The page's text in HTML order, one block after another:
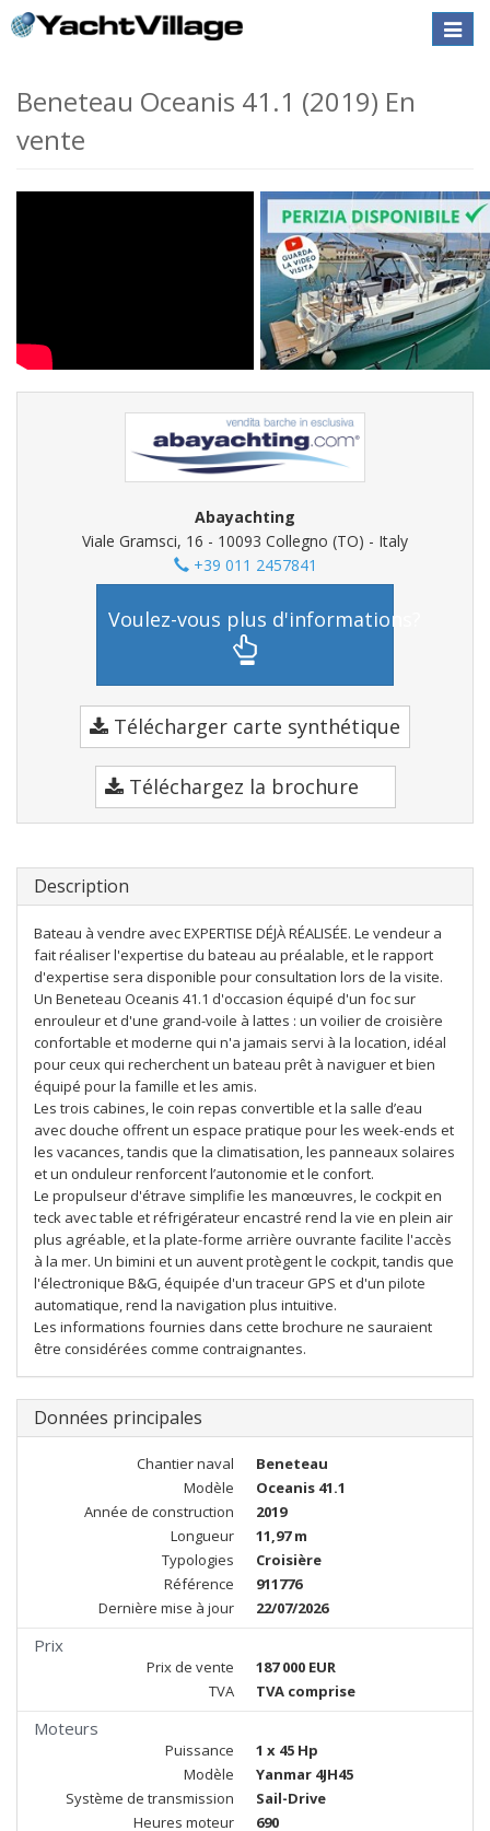
Toggle
Beneteau Oceanis 41.1 (2019) En
vente
Abayachting
Viale Gramsci, 16 - 10093 Collegno (TO) - Italy
+39 011 2457841
Voulez-vous plus d'informations?
Télécharger carte synthétique
Téléchargez la brochure
Description
Bateau à vendre avec EXPERTISE DÉJÀ RÉALISÉE. Le vendeur a
fait réaliser l'expertise du bateau au préalable, et le rapport
d'expertise sera disponible pour consultation lors de la visite.
Un Beneteau Oceanis 41.1 d'occasion équipé d'un foc sur
enrouleur et d'une grand-voile à lattes : un voilier de croisière
confortable et moderne qui n'a jamais servi à la location, idéal
pour ceux qui recherchent un bateau prêt à naviguer et bien
équipé pour la famille et les amis.
Les trois cabines, le coin repas convertible et la salle d’eau
avec douche offrent un espace pratique pour les week-ends et
les vacances, tandis que la climatisation, les panneaux solaires
et un onduleur renforcent l’autonomie et le confort.
Le propulseur d'étrave simplifie les manœuvres, le cockpit en
teck avec table et réfrigérateur encastré rend la vie en plein air
plus agréable, et la plate-forme arrière ouvrante facilite l'accès
à la mer. Un bimini et un auvent protègent le cockpit, tandis que
l'électronique B&G, équipée d'un traceur GPS et d'un pilote
automatique, rend la navigation plus intuitive.
Les informations fournies dans cette brochure ne sauraient
être considérées comme contraignantes.
Données principales
Chantier naval
Beneteau
Modèle
Oceanis 41.1
Année de construction
2019
Longueur
11,97 m
Typologies
Croisière
Référence
911776
Dernière mise à jour
22/07/2026
Prix
Prix de vente
187 000 EUR
TVA
TVA comprise
Moteurs
Puissance
1 x 45 Hp
Modèle
Yanmar 4JH45
Système de transmission
Sail-Drive
Heures moteur
690